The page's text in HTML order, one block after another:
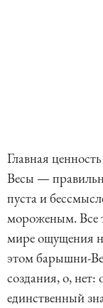
Главная
Весы —
пуста и
мороженым. Все
мире ощущения
этом барышни-
создания, о, нет:
единственный